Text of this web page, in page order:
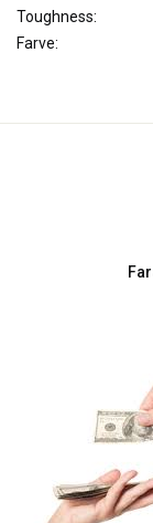
Toughness:
Farve: